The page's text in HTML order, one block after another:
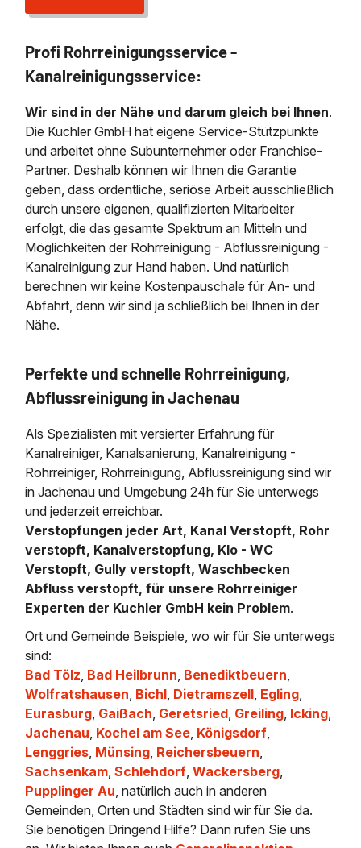
Profi Rohrreinigungsservice -
Kanalreinigungsservice:
Wir sind in der Nähe und darum gleich bei Ihnen.
Die Kuchler GmbH hat eigene Service-Stützpunkte
und arbeitet ohne Subunternehmer oder Franchise-
Partner. Deshalb können wir Ihnen die Garantie
geben, dass ordentliche, seriöse Arbeit ausschließlich
durch unsere eigenen, qualifizierten Mitarbeiter
erfolgt, die das gesamte Spektrum an Mitteln und
Möglichkeiten der Rohrreinigung - Abflussreinigung -
Kanalreinigung zur Hand haben. Und natürlich
berechnen wir keine Kostenpauschale für An- und
Abfahrt, denn wir sind ja schließlich bei Ihnen in der
Nähe.
Perfekte und schnelle Rohrreinigung,
Abflussreinigung in Jachenau
Als Spezialisten mit versierter Erfahrung für
Kanalreiniger, Kanalsanierung, Kanalreinigung -
Rohrreiniger, Rohrreinigung, Abflussreinigung sind wir
in Jachenau und Umgebung 24h für Sie unterwegs
und jederzeit erreichbar.
Verstopfungen jeder Art, Kanal Verstopft, Rohr
verstopft, Kanalverstopfung, Klo - WC
Verstopft, Gully verstopft, Waschbecken
Abfluss verstopft, für unsere Rohrreiniger
Experten der Kuchler GmbH kein Problem.
Ort und Gemeinde Beispiele, wo wir für Sie unterwegs
sind:
Bad Tölz, Bad Heilbrunn, Benediktbeuern,
Wolfratshausen, Bichl, Dietramszell, Egling,
Eurasburg, Gaißach, Geretsried, Greiling, Icking,
Jachenau, Kochel am See, Königsdorf,
Lenggries, Münsing, Reichersbeuern,
Sachsenkam,Schlehdorf,Wackersberg,
Pupplinger Au, natürlich auch in anderen
Gemeinden, Orten und Städten sind wir für Sie da.
Sie benötigen Dringend Hilfe? Dann rufen Sie uns